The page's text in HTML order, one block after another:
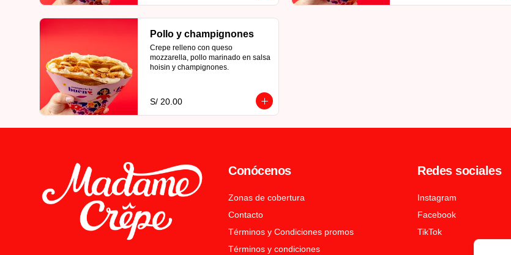
Pollo y champignones
Crepe relleno con queso
mozzarella, pollo marinado en salsa
hoisin y champignones.
S/ 20.00
Conócenos
Zonas de cobertura
Contacto
Términos y Condiciones promos
Términos y condiciones
Redes sociales
Instagram
Facebook
TikTok